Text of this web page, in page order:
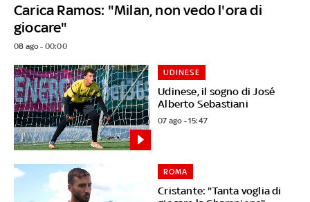
Carica Ramos: "Milan, non vedo l'ora di
giocare"
08 ago - 00:00
Udinese, il sogno di José
Alberto Sebastiani
UDINESE
07 ago - 15:47
Cristante: "Tanta voglia di
ROMA